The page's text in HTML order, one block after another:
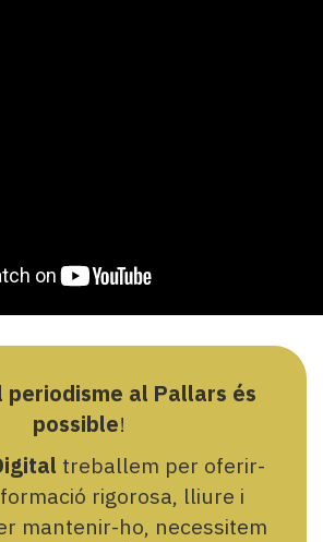
periodisme al Pallars és
possible!
treballem per oferir-
rigorosa, lliure i
mantenir-ho, necessitem